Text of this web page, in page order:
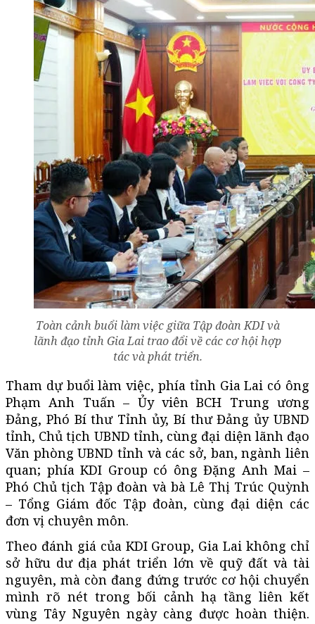
Toàn cảnh buổi làm việc giữa Tập đoàn KDI và
lãnh đạo tỉnh Gia Lai trao đổi về các cơ hội hợp
tác và phát triển.
Tham dự buổi làm việc, phía tỉnh Gia Lai có ông
Phạm Anh Tuấn – Ủy viên BCH Trung ương
Đảng, Phó Bí thư Tỉnh ủy, Bí thư Đảng ủy UBND
tỉnh, Chủ tịch UBND tỉnh, cùng đại diện lãnh đạo
Văn phòng UBND tỉnh và các sở, ban, ngành liên
quan; phía KDI Group có ông Đặng Anh Mai –
Phó Chủ tịch Tập đoàn và bà Lê Thị Trúc Quỳnh
– Tổng Giám đốc Tập đoàn, cùng đại diện các
đơn vị chuyên môn.
Theo đánh giá của KDI Group, Gia Lai không chỉ
sở hữu dư địa phát triển lớn về quỹ đất và tài
nguyên, mà còn đang đứng trước cơ hội chuyển
mình rõ nét trong bối cảnh hạ tầng liên kết
vùng Tây Nguyên ngày càng được hoàn thiện.